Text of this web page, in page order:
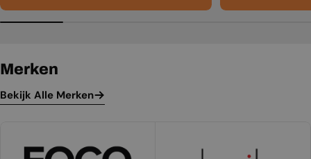
Merken
Bekijk Alle Merken